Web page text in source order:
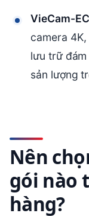
VieCam-
camera
lưu trữ đám
sản lượng
Nên
gói nào
hàng?